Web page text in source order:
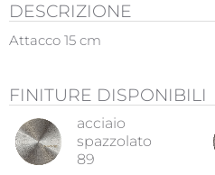
DESCRIZIONE
Attacco 15 cm
FINITURE DISPONIBILI
acciaio
spazzolato
89